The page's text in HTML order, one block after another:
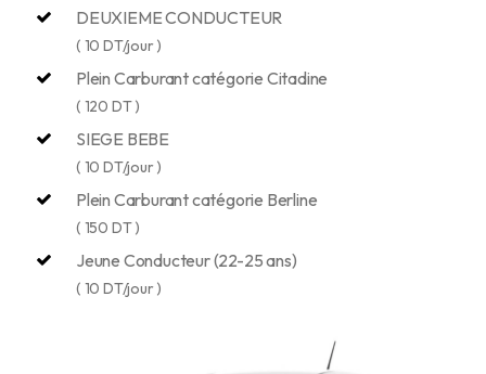
DEUXIEME CONDUCTEUR
( 10 DT/jour )
Plein Carburant catégorie Citadine
( 120 DT )
SIEGE BEBE
( 10 DT/jour )
Plein Carburant catégorie Berline
( 150 DT )
Jeune Conducteur (22-25 ans)
( 10 DT/jour )